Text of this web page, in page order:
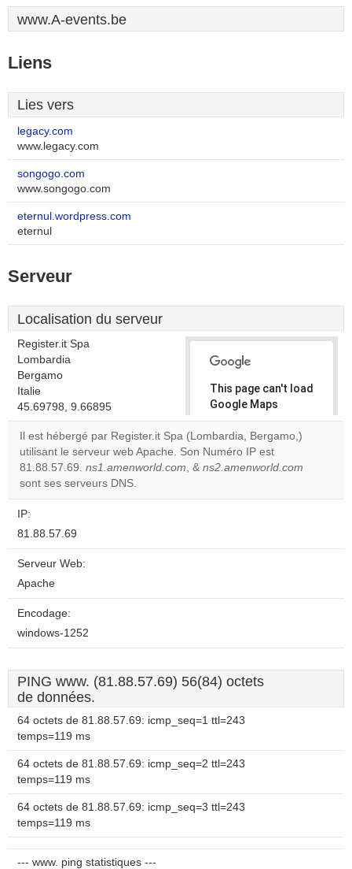
www.A-events.be
Liens
Lies vers
legacy.com
www.legacy.com
songogo.com
www.songogo.com
eternul.wordpress.com
eternul
Serveur
Localisation du serveur
Register.it Spa
Lombardia
Bergamo
Italie
45.69798, 9.66895
This page can't load
Google Maps
correctly.
Do you
own this
OK
Il est hébergé par Register.it Spa (Lombardia, Bergamo,)
utilisant le serveur web Apache. Son Numéro IP est
81.88.57.69. ns1.amenworld.com, & ns2.amenworld.com
sont ses serveurs DNS.
IP:
81.88.57.69
Serveur Web:
Apache
Encodage:
windows-1252
PING www. (81.88.57.69) 56(84) octets
de données.
64 octets de 81.88.57.69: icmp_seq=1 ttl=243
temps=119 ms
64 octets de 81.88.57.69: icmp_seq=2 ttl=243
temps=119 ms
64 octets de 81.88.57.69: icmp_seq=3 ttl=243
temps=119 ms
--- www. ping statistiques ---